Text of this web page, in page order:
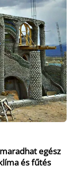
egész
és fűtés